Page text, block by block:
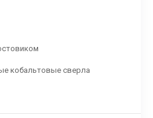
кобальтовые сверла